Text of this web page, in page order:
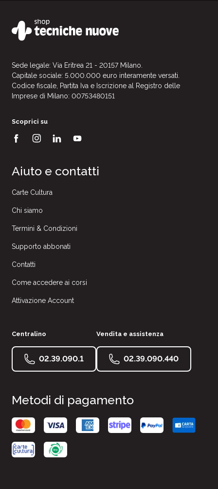
Sede legale: Via Eritrea 21 - 20157 Milano.
Capitale sociale: 5.000.000 euro interamente versati.
Codice fiscale, Partita Iva e Iscrizione al Registro delle
Imprese di Milano: 00753480151
Scoprici su
Aiuto e contatti
Carte Cultura
Chi siamo
Termini & Condizioni
Supporto abbonati
Contatti
Come accedere ai corsi
Attivazione Account
Centralino
02.39.090.1
Vendita e assistenza
02.39.090.440
Metodi di pagamento